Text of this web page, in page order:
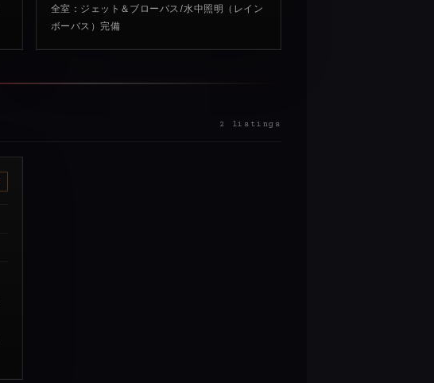
全室：ジェット＆ブローバス/水中照明（レイン
ボーバス）完備
2 listings